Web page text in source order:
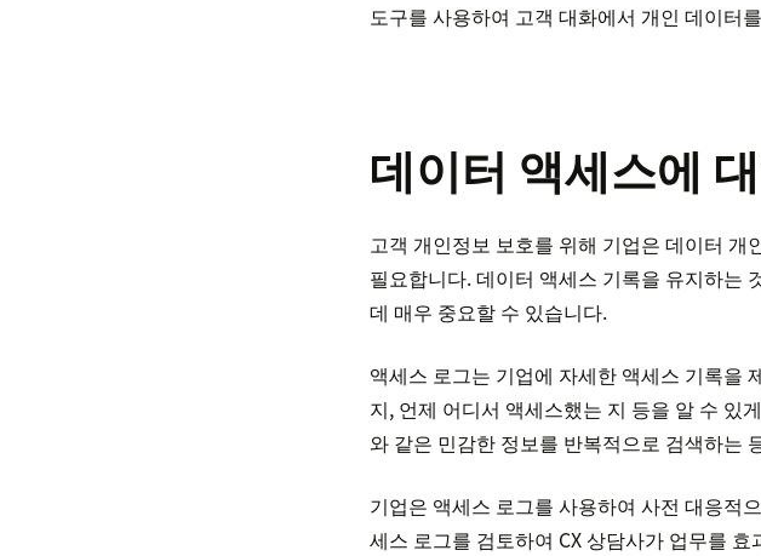
도구를 사용하여 고객 대화에서 개인 데이터
데이터 액세스에
고객 개인정보 보호를 위해 기업은 데이터
필요합니다. 데이터 액세스 기록을 유지하는
데 매우 중요할 수 있습니다.
액세스 로그는 기업에 자세한 액세스 기록을
지, 언제 어디서 액세스했는 지 등을 알 수 있
와 같은 민감한 정보를 반복적으로 검색하는
기업은 액세스 로그를 사용하여 사전 대응적
세스 로그를 검토하여 CX 상담사가 업무를